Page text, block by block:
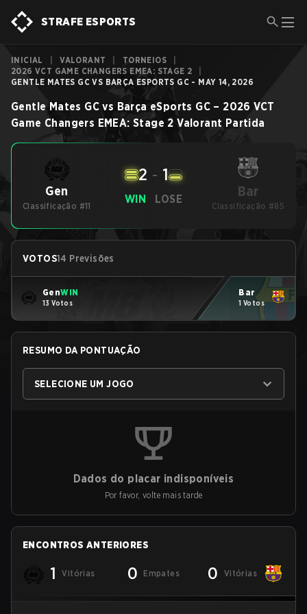
STRAFE ESPORTS
INICIAL VALORANT TORNEIOS
2026 VCT GAME CHANGERS EMEA: STAGE 2
GENTLE MATES GC VS BARÇA ESPORTS GC - MAY 14, 2026
Gentle Mates GC vs Barça eSports GC – 2026 VCT
Game Changers EMEA: Stage 2 Valorant Partida
Gen
Classificação #11
WIN
2 - 1
LOSE Bar
Classificação #85
VOTOS14 Previsões
GenWIN
13 Votos
Bar
1 Votos
RESUMO DA PONTUAÇÃO
SELECIONE UM JOGO
Dados do placar indisponíveis
Por favor, volte mais tarde
ENCONTROS ANTERIORES
1 Vitórias 0 Empates 0 Vitórias